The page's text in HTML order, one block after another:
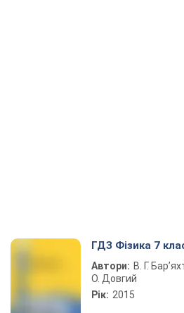
ГДЗ Фізика 7
Автори: В. Г.
О. Довгий
Рік: 2015